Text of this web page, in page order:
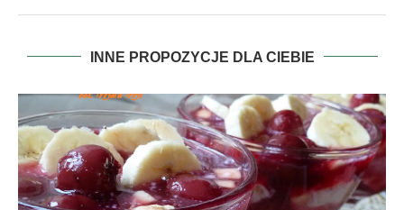
INNE PROPOZYCJE DLA CIEBIE